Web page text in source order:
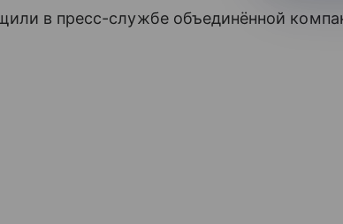
в пресс-службе объединённой